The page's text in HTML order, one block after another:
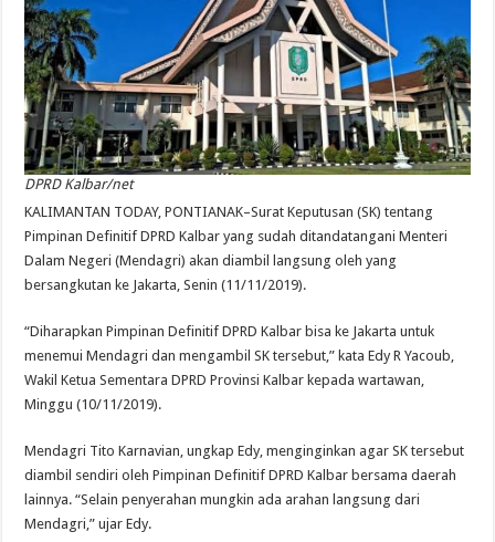
DPRD Kalbar/net
KALIMANTAN TODAY, PONTIANAK–Surat Keputusan (SK) tentang
Pimpinan Definitif DPRD Kalbar yang sudah ditandatangani Menteri
Dalam Negeri (Mendagri) akan diambil langsung oleh yang
bersangkutan ke Jakarta, Senin (11/11/2019).
“Diharapkan Pimpinan Definitif DPRD Kalbar bisa ke Jakarta untuk
menemui Mendagri dan mengambil SK tersebut,” kata Edy R Yacoub,
Wakil Ketua Sementara DPRD Provinsi Kalbar kepada wartawan,
Minggu (10/11/2019).
Mendagri Tito Karnavian, ungkap Edy, menginginkan agar SK tersebut
diambil sendiri oleh Pimpinan Definitif DPRD Kalbar bersama daerah
lainnya. “Selain penyerahan mungkin ada arahan langsung dari
Mendagri,” ujar Edy.